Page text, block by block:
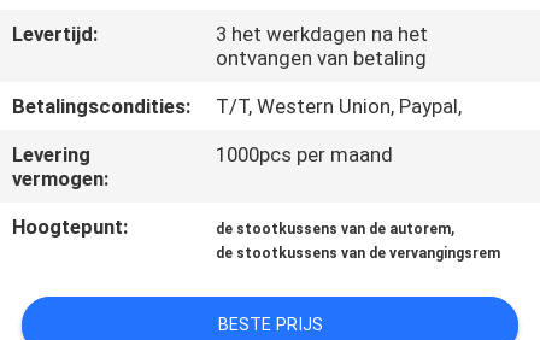
OM
EEN
Levertijd:
3 het werkdagen na het
ontvangen van betaling
Betalingscondities:
T/T, Western Union, Paypal,
Levering
vermogen:
1000pcs per maand
Hoogtepunt: de stootkussens van de autorem,
de stootkussens van de vervangingsrem
BESTE PRIJS